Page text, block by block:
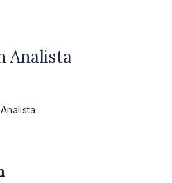
Analista